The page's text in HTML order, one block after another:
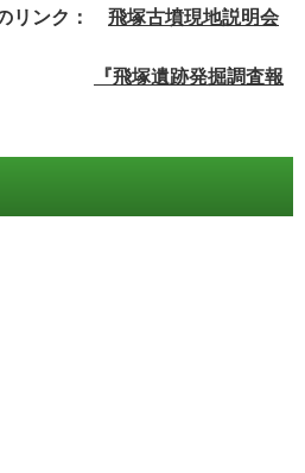
リンク： 飛塚古墳現地説明会
『飛塚遺跡発掘調査報